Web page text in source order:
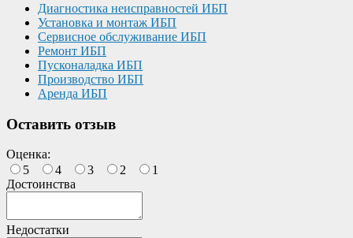
Диагностика неисправностей ИБП
Установка и монтаж ИБП
Сервисное обслуживание ИБП
Ремонт ИБП
Пусконаладка ИБП
Производство ИБП
Аренда ИБП
Оставить отзыв
Оценка:
5
4 3 2
1
Достоинства
Недостатки